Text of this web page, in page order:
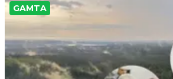
GAMTA